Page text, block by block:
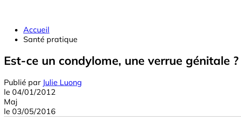
Accueil
Santé pratique
Est-ce un condylome, une verrue génitale ?
Publié par Julie Luong
le 04/01/2012
Maj
le 03/05/2016